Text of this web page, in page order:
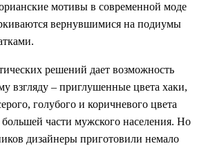
мотивы в современной моде
вернувшимися на подиумы
решений дает возможность
взгляду – приглушенные цвета хаки,
голубого и коричневого цвета
части мужского населения. Но
дизайнеры приготовили немало